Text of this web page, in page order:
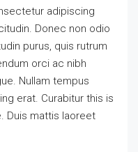
adipiscing
Donec non odio
purus, quis rutrum
orci ac nibh
Nullam tempus
erat. Curabitur this is
Duis mattis laoreet